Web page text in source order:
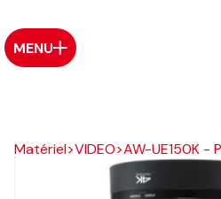
MENU
Matériel>VIDEO>AW-UE150K -